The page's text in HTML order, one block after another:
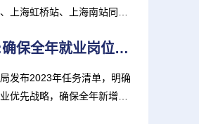
上海虹桥站、上海南站同步
焦点滚动:确保全年就业岗位新增超55万个
发布2023年任务清单，明确
优先战略，确保全年新增就